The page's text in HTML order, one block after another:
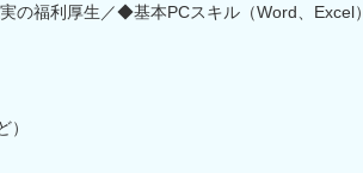
の福利厚生／◆基本PCスキル（Word、Excel）